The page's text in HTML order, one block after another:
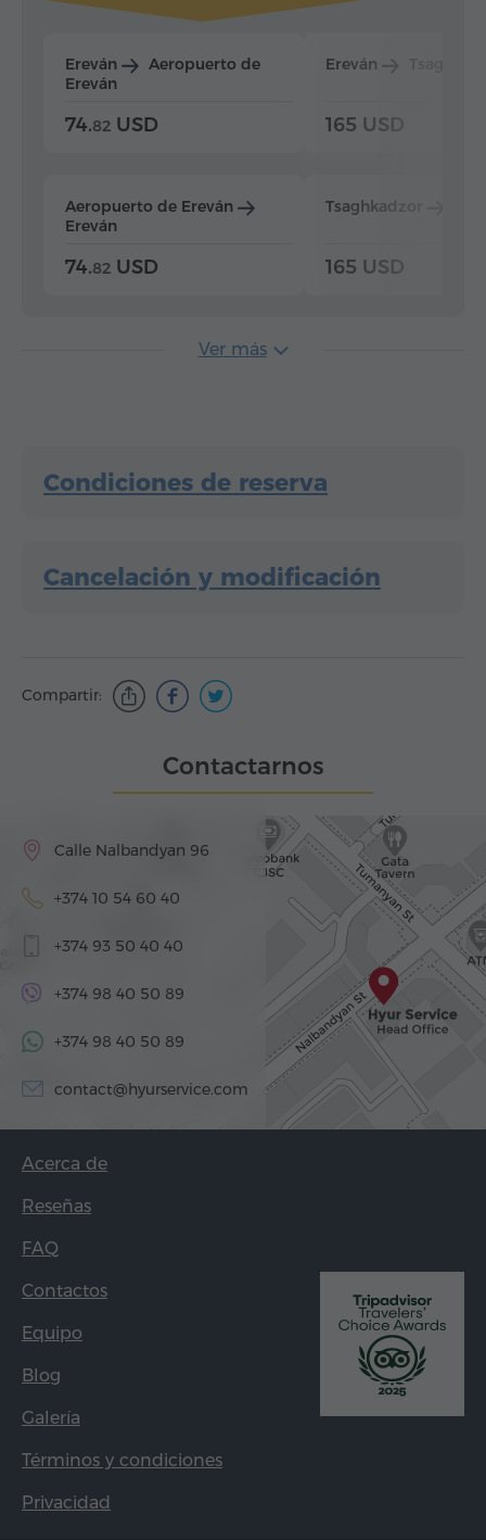
Ereván
Aeropuerto de
Ereván
74.82 USD
Aeropuerto de Ereván
Ereván
74.82 USD
Ereván
165 USD
Tsaghkadzor
165 USD
Ver más
Condiciones de reserva
Cancelación y modificación
Compartir:
Contactarnos
Calle Nalbandyan 96
+374 10 54 60 40
+374 93 50 40 40
+374 98 40 50 89
+374 98 40 50 89
contact@hyurservice.com
Acerca de
Reseñas
FAQ
Contactos
Equipo
Blog
Galería
Términos y condiciones
Privacidad